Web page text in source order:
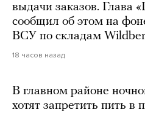
выдачи заказов. Глава
сообщил об этом на
ВСУ по складам
18 часов назад
В главном районе
хотят запретить пить в